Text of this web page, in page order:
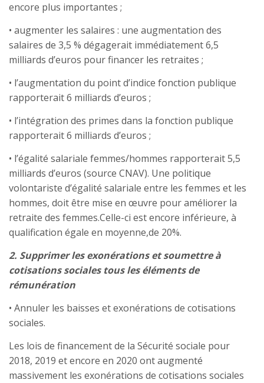
encore plus importantes ;
• augmenter les salaires : une augmentation des
salaires de 3,5 % dégagerait immédiatement 6,5
milliards d’euros pour financer les retraites ;
• l’augmentation du point d’indice fonction publique
rapporterait 6 milliards d’euros ;
• l’intégration des primes dans la fonction publique
rapporterait 6 milliards d’euros ;
• l’égalité salariale femmes/hommes rapporterait 5,5
milliards d’euros (source CNAV). Une politique
volontariste d’égalité salariale entre les femmes et les
hommes, doit être mise en œuvre pour améliorer la
retraite des femmes.Celle-ci est encore inférieure, à
qualification égale en moyenne,de 20%.
2. Supprimer les exonérations et soumettre à
cotisations sociales tous les éléments de
rémunération
• Annuler les baisses et exonérations de cotisations
sociales.
Les lois de financement de la Sécurité sociale pour
2018, 2019 et encore en 2020 ont augmenté
massivement les exonérations de cotisations sociales